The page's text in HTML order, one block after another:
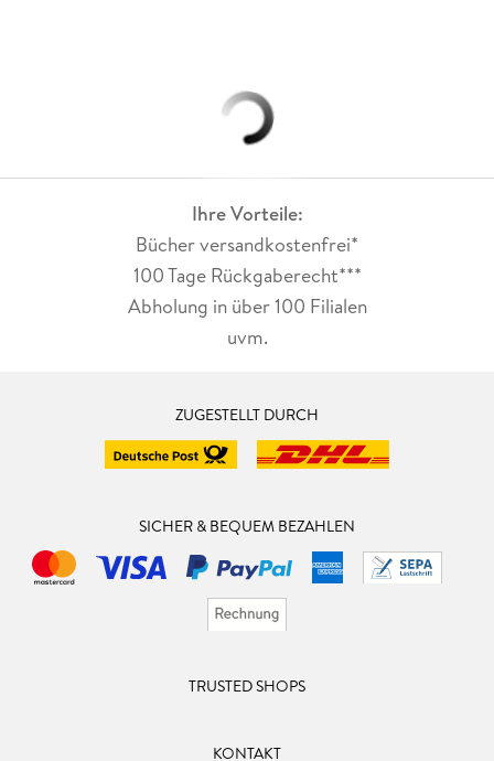
Ihre Vorteile:
Bücher versandkostenfrei*
100 Tage Rückgaberecht***
Abholung in über 100 Filialen
uvm.
ZUGESTELLT DURCH
SICHER & BEQUEM BEZAHLEN
TRUSTED SHOPS
KONTAKT